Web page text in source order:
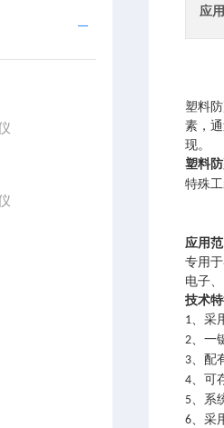
应
塑料
素，
现。
塑料
特殊
应用
专用
电子
技术
1、 采
2、 一
3、 配
4、 可
5、 系
6、 采